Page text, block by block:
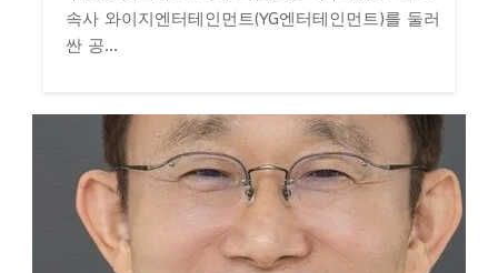
속사 와이지엔터테인먼트(YG엔터테인먼트)를 둘러
싼 공...